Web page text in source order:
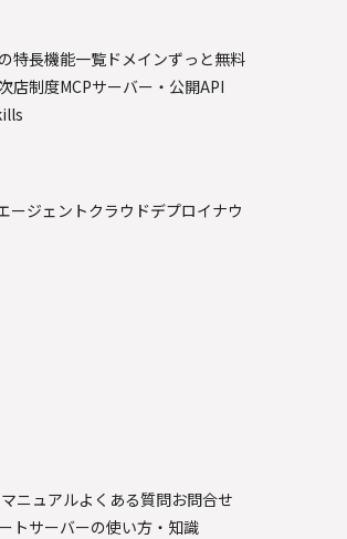
特長機能一覧 ドメインずっと無料
店制度MCPサーバー・公開API
ージェントクラウドデプロイナウ
ニュアルよくある質問お問合せ
トサーバーの使い方・知識